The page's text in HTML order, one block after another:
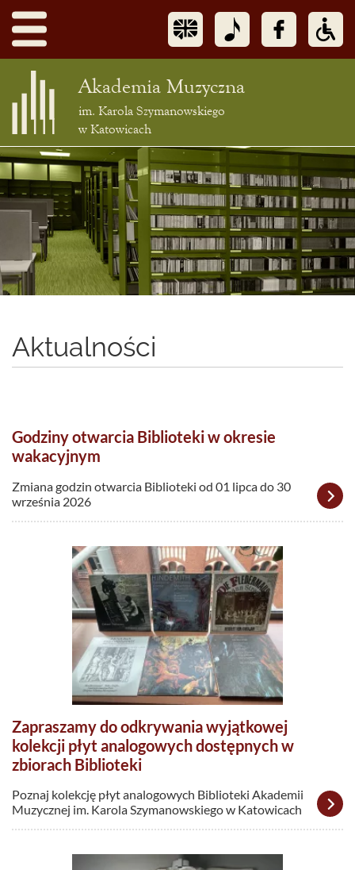
Akademia Muzyczna
im. Karola Szymanowskiego
w Katowicach
Aktualności
Godziny otwarcia Biblioteki w okresie
wakacyjnym
Zmiana godzin otwarcia Biblioteki od 01 lipca do 30
września 2026
Zapraszamy do odkrywania wyjątkowej
kolekcji płyt analogowych dostępnych w
zbiorach Biblioteki
Poznaj kolekcję płyt analogowych Biblioteki Akademii
Muzycznej im. Karola Szymanowskiego w Katowicach